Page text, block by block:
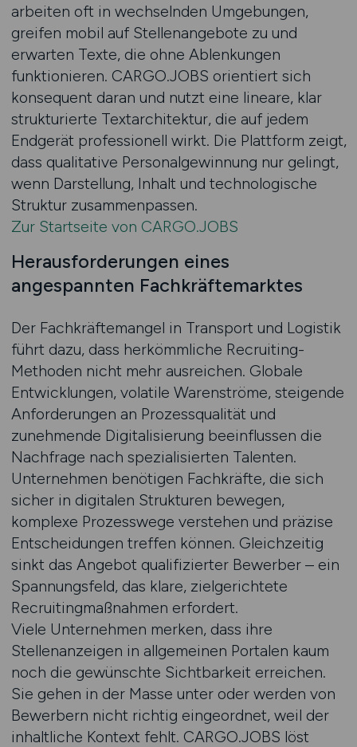
arbeiten oft in wechselnden Umgebungen,
greifen mobil auf Stellenangebote zu und
erwarten Texte, die ohne Ablenkungen
funktionieren. CARGO.JOBS orientiert sich
konsequent daran und nutzt eine lineare, klar
strukturierte Textarchitektur, die auf jedem
Endgerät professionell wirkt. Die Plattform zeigt,
dass qualitative Personalgewinnung nur gelingt,
wenn Darstellung, Inhalt und technologische
Struktur zusammenpassen.
Zur Startseite von CARGO.JOBS
Herausforderungen eines
angespannten Fachkräftemarktes
Der Fachkräftemangel in Transport und Logistik
führt dazu, dass herkömmliche Recruiting-
Methoden nicht mehr ausreichen. Globale
Entwicklungen, volatile Warenströme, steigende
Anforderungen an Prozessqualität und
zunehmende Digitalisierung beeinflussen die
Nachfrage nach spezialisierten Talenten.
Unternehmen benötigen Fachkräfte, die sich
sicher in digitalen Strukturen bewegen,
komplexe Prozesswege verstehen und präzise
Entscheidungen treffen können. Gleichzeitig
sinkt das Angebot qualifizierter Bewerber – ein
Spannungsfeld, das klare, zielgerichtete
Recruitingmaßnahmen erfordert.
Viele Unternehmen merken, dass ihre
Stellenanzeigen in allgemeinen Portalen kaum
noch die gewünschte Sichtbarkeit erreichen.
Sie gehen in der Masse unter oder werden von
Bewerbern nicht richtig eingeordnet, weil der
inhaltliche Kontext fehlt. CARGO.JOBS löst